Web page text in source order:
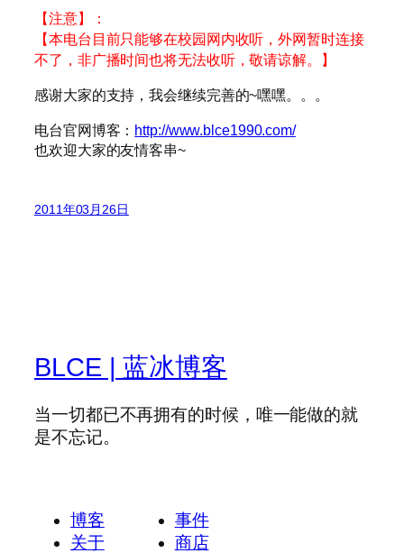
【注意】：
【本电台目前只能够在校园网内收听，外网暂时连接
不了，非广播时间也将无法收听，敬请谅解。】
感谢大家的支持，我会继续完善的~嘿嘿。。。
电台官网博客： http://www.blce1990.com/
也欢迎大家的友情客串~
2011年03月26日
BLCE | 蓝冰博客
当一切都已不再拥有的时候，唯一能做的就
是不忘记。
博客
关于
事件
商店